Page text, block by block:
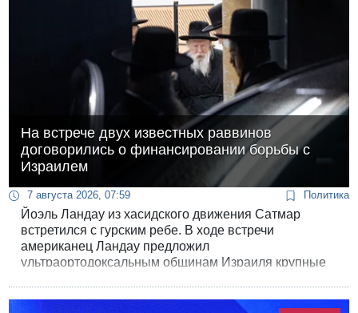
На встрече двух известных раввинов
договорились о финансировании борьбы с
Израилем
7 августа 2026, 07:59 Политика
Йоэль Ландау из хасидского движения Сатмар
встретился с гурским ребе. В ходе встречи
американец Ландау предложил
ультраортодоксальным общинам Израиля крупные